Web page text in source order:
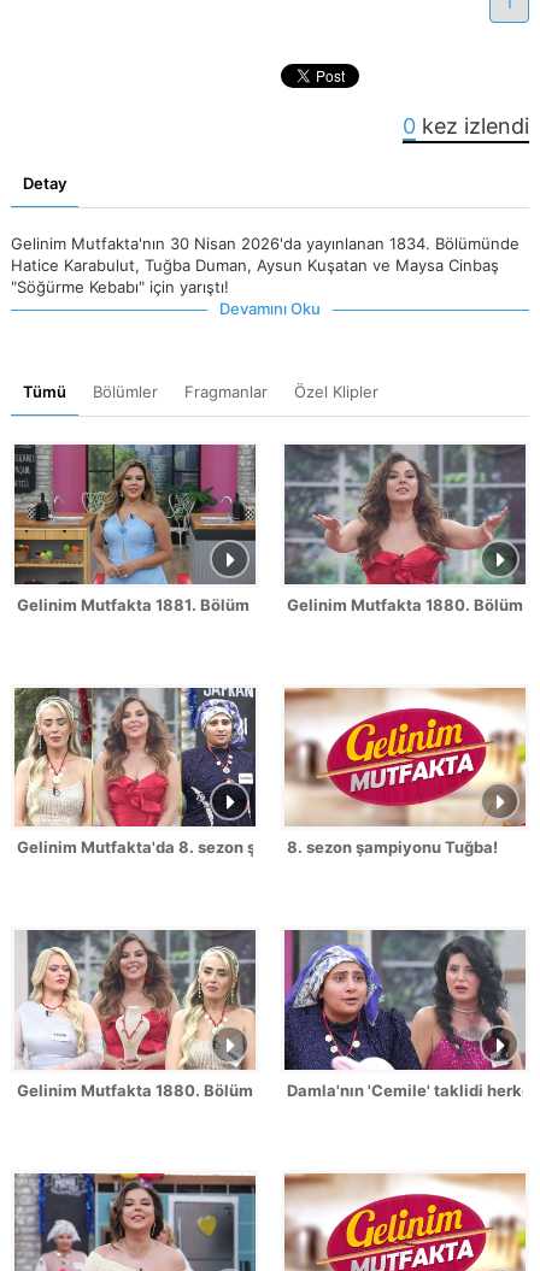
0 kez izlendi
Detay
Gelinim Mutfakta'nın 30 Nisan 2026'da yayınlanan 1834. Bölümünde
Hatice Karabulut, Tuğba Duman, Aysun Kuşatan ve Maysa Cinbaş
"Söğürme Kebabı" için yarıştı!
Devamını Oku
Tümü Bölümler Fragmanlar Özel Klipler
Gelinim Mutfakta 1881. Bölüm FragmanıGelinim Mutfakta 1880. Bölüm /
Gelinim Mutfakta'da 8. sezon şampiyonu kim oldu?
8. sezon şampiyonu Tuğba!
Gelinim Mutfakta 1880. Bölümde gün birincisi kim oldu?
Damla'nın 'Cemile' taklidi